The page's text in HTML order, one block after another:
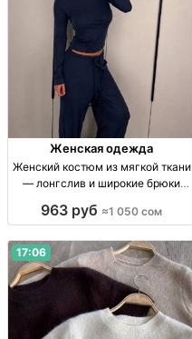
Женская одежда
Женский костюм из мягкой ткани
— лонгслив и широкие брюки
с дл. рукавом, широкие брюки на
черн
963 руб ≈1 050 сом
17:06